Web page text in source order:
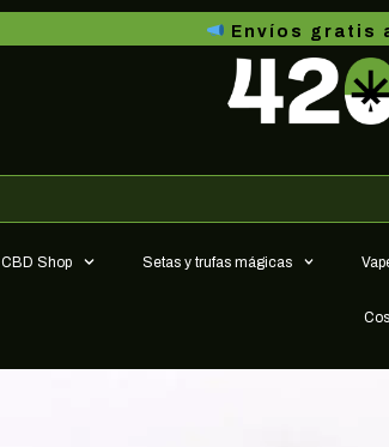
Envíos gratis
CBD Shop Setas y trufas mágicas